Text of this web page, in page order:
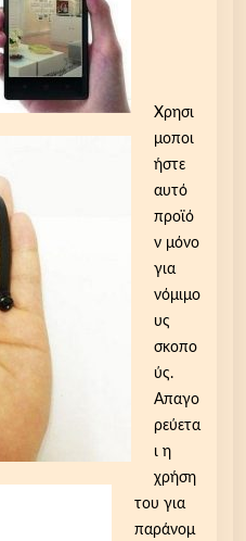
Χρησι
μοποι
ήστε
αυτό
προϊό
ν μόνο
για
νόμιμο
υς
σκοπο
ύς.
Απαγο
ρεύετα
ι η
χρήση
του για
παράνομ